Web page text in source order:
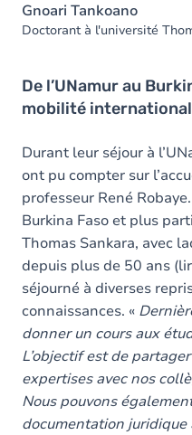
Gnoari Tankoano
Doctorant à l'université
De l’UNamur au
mobilité
Durant leur séjour à
ont pu compter sur
professeur René
Burkina Faso et plus
Thomas Sankara, avec
depuis plus de 50 ans
séjourné à diverses
connaissances. «
donner un cours aux
L’objectif est de
expertises avec nos
Nous pouvons
documentation